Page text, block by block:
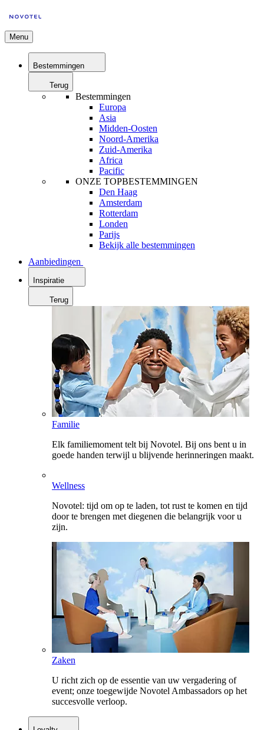
Menu
Bestemmingen
Terug
Bestemmingen
Europa
Asia
Midden-Oosten
Noord-Amerika
Zuid-Amerika
Africa
Pacific
ONZE TOPBESTEMMINGEN
Den Haag
Amsterdam
Rotterdam
Londen
Parijs
Bekijk alle bestemmingen
Aanbiedingen
Inspiratie
Terug
Familie
Elk familiemoment telt bij Novotel. Bij ons bent u in
goede handen terwijl u blijvende herinneringen maakt.
Wellness
Novotel: tijd om op te laden, tot rust te komen en tijd
door te brengen met diegenen die belangrijk voor u
zijn.
Zaken
U richt zich op de essentie van uw vergadering of
event; onze toegewijde Novotel Ambassadors op het
succesvolle verloop.